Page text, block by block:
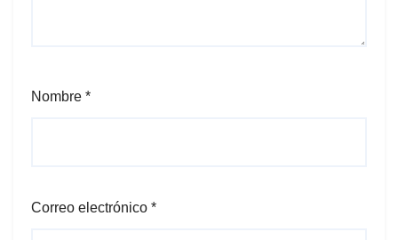
Nombre *
Correo electrónico *